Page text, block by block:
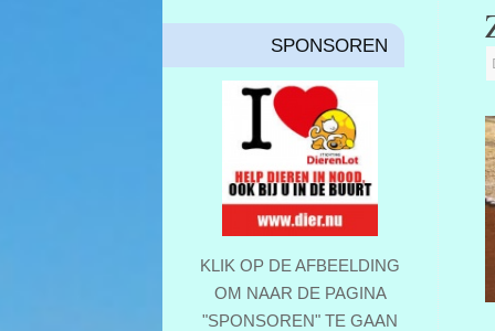
SPONSOREN
KLIK OP DE AFBEELDING
OM NAAR DE PAGINA
"SPONSOREN" TE GAAN